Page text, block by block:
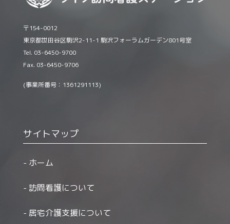
〒154-0012
東京都世田谷区駒沢2-11-1 駒沢フォーラムガーデン801号室
Tel. 03-6450-9700
Fax. 03-6450-9706
(事業所番号：1361291113)
サイトマップ
ホーム
訪問看護について
居宅介護支援について